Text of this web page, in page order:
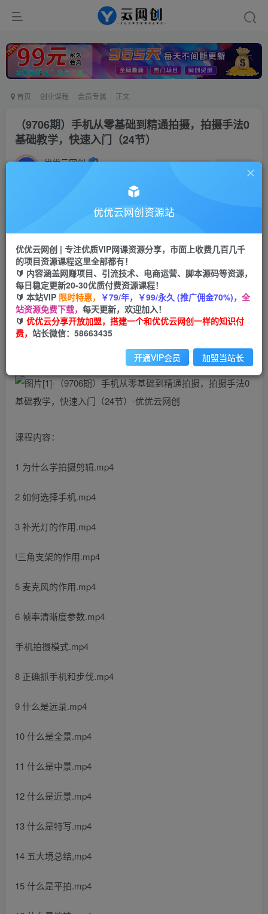
首页 创业课程 会员专属 正文
（9706期）手机从零基础到精通拍摄，拍摄手法0
基础教学，快速入门（24节）
优优云网创 私信
会员专属资源
会员免费
您暂无购买权限，请先开通会员
开通会员
课程内容：
1 为什么学拍摄剪辑.mp4
2 如何选择手机.mp4
3 补光灯的作用.mp4
!三角支架的作用.mp4
5 麦克风的作用.mp4
6 帧率清晰度参数.mp4
手机拍摄模式.mp4
8 正确抓手机和步伐.mp4
9 什么是远录.mp4
10 什么是全景.mp4
11 什么是中景.mp4
12 什么是近景.mp4
13 什么是特写.mp4
14 五大境总结,mp4
15 什么是平拍.mp4
优优云网创资源站
优优云网创 | 专注优质VIP网课资源分享，市面上收费几百几千
的项目资源课程这里全部都有！
🔰 内容涵盖网赚项目、引流技术、电商运营、脚本源码等资源，
每日稳定更新20-30优质付费资源课程！
🔰 本站VIP 限时特惠， ￥79/年，￥99/永久 (推广佣金70%)， 全
站资源免费下载， 每天更新，欢迎加入！
🔰 优优云分享开放加盟，搭建一个和优优云网创一样的知识付
费， 站长微信：58663435
开通VIP会员 加盟当站长